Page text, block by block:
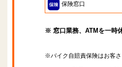
保険窓口
※ 窓口業務、ATMを一時
※バイク自賠責保険はお客